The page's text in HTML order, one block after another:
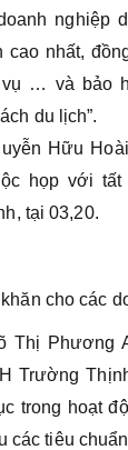
nghiệp
cao nhất,
… và bảo
du lịch”.
Hữu
họp với tất
tại 03,20.
khăn cho các
Thị Phương
Trường
trong hoạt
các tiêu